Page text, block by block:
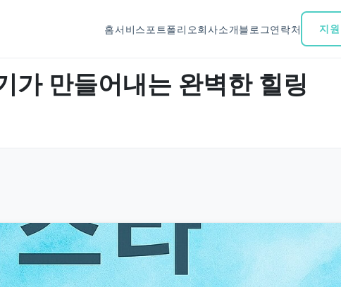
홈서비스 포트폴리오회사소개블로그연락처 지원
가 만들어내는 완벽한 힐링